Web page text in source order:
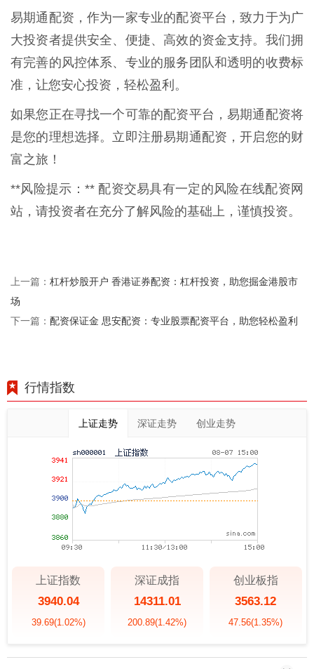
易期通配资，作为一家专业的配资平台，致力于为广
大投资者提供安全、便捷、高效的资金支持。我们拥
有完善的风控体系、专业的服务团队和透明的收费标
准，让您安心投资，轻松盈利。
如果您正在寻找一个可靠的配资平台，易期通配资将
是您的理想选择。立即注册易期通配资，开启您的财
富之旅！
**风险提示：** 配资交易具有一定的风险在线配资网
站，请投资者在充分了解风险的基础上，谨慎投资。
上一篇： 杠杆炒股开户 香港证券配资：杠杆投资，助您掘金港股市
场
下一篇： 配资保证金 思安配资：专业股票配资平台，助您轻松盈利
行情指数
上证走势 深证走势 创业走势
上证指数
3940.04
39.69(1.02%)
深证成指
14311.01
200.89(1.42%)
创业板指
3563.12
47.56(1.35%)